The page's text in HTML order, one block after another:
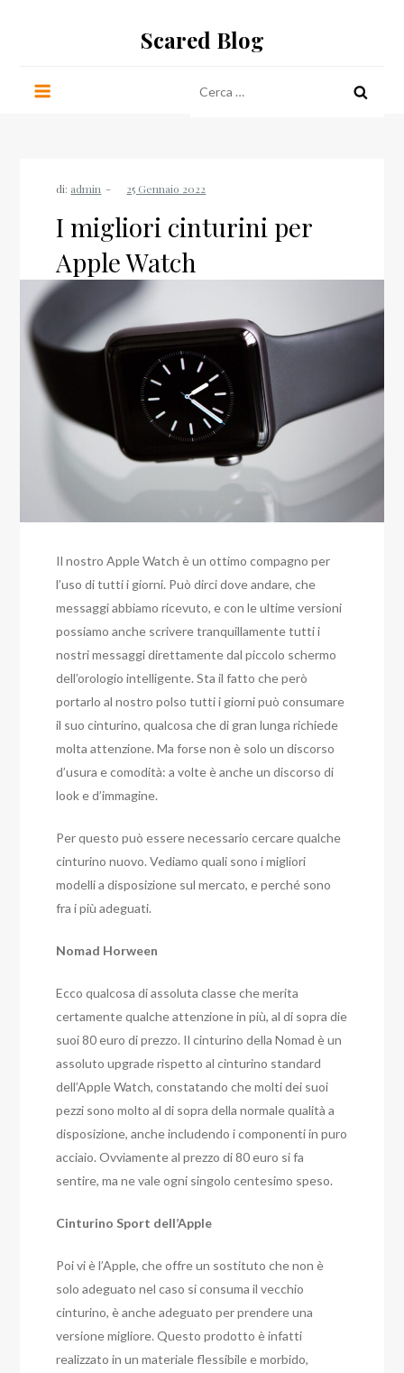
Scared Blog
per:
di: admin
I migliori cinturini per
Apple Watch
Il nostro Apple Watch è un ottimo compagno per
l’uso di tutti i giorni. Può dirci dove andare, che
messaggi abbiamo ricevuto, e con le ultime versioni
possiamo anche scrivere tranquillamente tutti i
nostri messaggi direttamente dal piccolo schermo
dell’orologio intelligente. Sta il fatto che però
portarlo al nostro polso tutti i giorni può consumare
il suo cinturino, qualcosa che di gran lunga richiede
molta attenzione. Ma forse non è solo un discorso
d’usura e comodità: a volte è anche un discorso di
look e d’immagine.
Per questo può essere necessario cercare qualche
cinturino nuovo. Vediamo quali sono i migliori
modelli a disposizione sul mercato, e perché sono
fra i più adeguati.
Nomad Horween
Ecco qualcosa di assoluta classe che merita
certamente qualche attenzione in più, al di sopra die
suoi 80 euro di prezzo. Il cinturino della Nomad è un
assoluto upgrade rispetto al cinturino standard
dell’Apple Watch, constatando che molti dei suoi
pezzi sono molto al di sopra della normale qualità a
disposizione, anche includendo i componenti in puro
acciaio. Ovviamente al prezzo di 80 euro si fa
sentire, ma ne vale ogni singolo centesimo speso.
Cinturino Sport dell’Apple
Poi vi è l’Apple, che offre un sostituto che non è
solo adeguato nel caso si consuma il vecchio
cinturino, è anche adeguato per prendere una
versione migliore. Questo prodotto è infatti
realizzato in un materiale flessibile e morbido,